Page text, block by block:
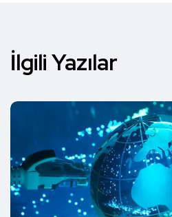
İlgili Yazılar